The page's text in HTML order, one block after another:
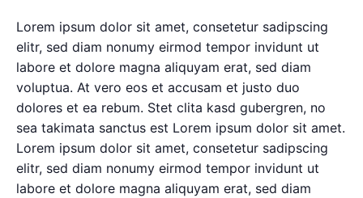
Lorem ipsum dolor sit amet, consetetur sadipscing
elitr, sed diam nonumy eirmod tempor invidunt ut
labore et dolore magna aliquyam erat, sed diam
voluptua. At vero eos et accusam et justo duo
dolores et ea rebum. Stet clita kasd gubergren, no
sea takimata sanctus est Lorem ipsum dolor sit amet.
Lorem ipsum dolor sit amet, consetetur sadipscing
elitr, sed diam nonumy eirmod tempor invidunt ut
labore et dolore magna aliquyam erat, sed diam